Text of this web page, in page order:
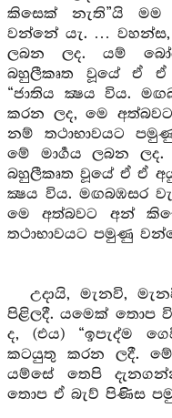
කිසෙක් නැති”යි මම
වන්නේ යැ. … වහන්ස,
ලබන ලද. යම්
බහුලීකෘත වූයේ ඒ
“ජාතිය ක්‍ෂය විය.
කරන ලද, මෙ
නම් තථාභාවයට
මේ මාර්‍ගය ලබන
බහුලීකෘත වූයේ ඒ ඒ
ක්‍ෂය විය. මඟබඹසර
මෙ අත්බවට අන්
තථාභාවයට පමුණු
උදායි, මැනවි,
පිළිලදී. යමෙක් තොප
ද, (එය) “ඉපැද්ම
කටයුතු කරන ලදී.
යම්සේ තෙපි
තොප ඒ බැව් පිණිස